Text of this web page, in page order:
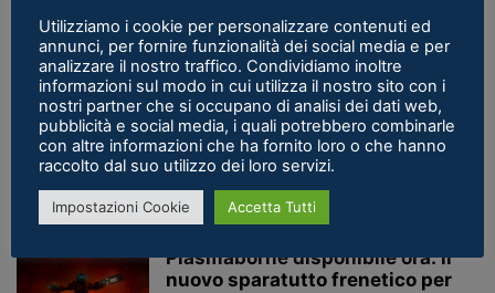
|Recensione| Meta Quest 3
Lorenzo Vizzari - 31 Marzo 2026
Payday Aces High: annunciato il
nuovo capitolo cooperativo in VR
per...
Lorenzo Vizzari - 27 Marzo 2026
Plasmaborne disponibile ora: il
nuovo sparatutto frenetico per
Utilizziamo i cookie per personalizzare contenuti ed
annunci, per fornire funzionalità dei social media e per
analizzare il nostro traffico. Condividiamo inoltre
informazioni sul modo in cui utilizza il nostro sito con i
nostri partner che si occupano di analisi dei dati web,
pubblicità e social media, i quali potrebbero combinarle
con altre informazioni che ha fornito loro o che hanno
raccolto dal suo utilizzo dei loro servizi.
Impostazioni Cookie Accetta Tutti